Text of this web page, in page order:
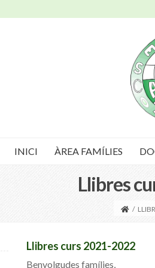
INICI ÀREA FAMÍLIES
Llibres
/
Llibres curs 2021-2022
Benvolgudes famílies,